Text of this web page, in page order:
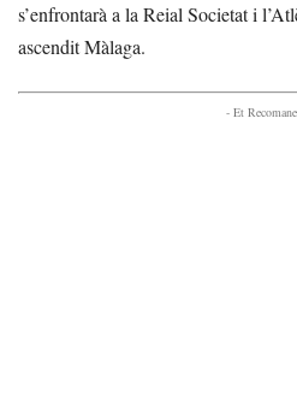
s’enfrontarà a la Reial Societat i
ascendit Màlaga.
- Et